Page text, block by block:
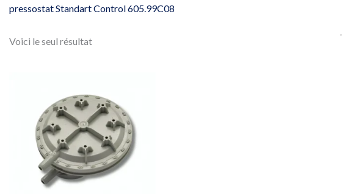
pressostat Standart Control 605.99C08
Voici le seul résultat